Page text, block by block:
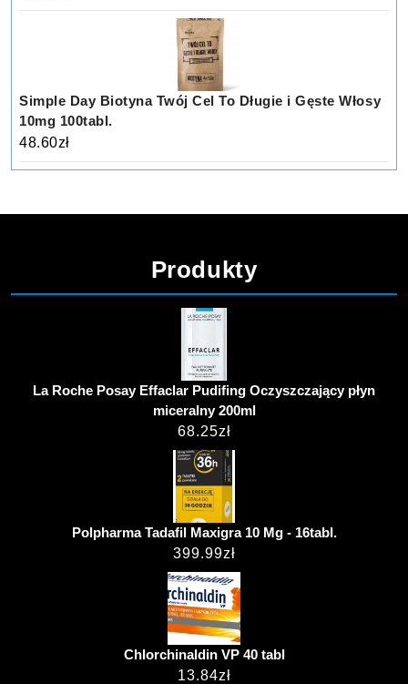
Simple Day Biotyna Twój Cel To Długie i Gęste Włosy
10mg 100tabl.
48.60zł
Produkty
La Roche Posay Effaclar Pudifing Oczyszczający płyn
miceralny 200ml
68.25zł
Polpharma Tadafil Maxigra 10 Mg - 16tabl.
399.99zł
Chlorchinaldin VP 40 tabl
13.84zł